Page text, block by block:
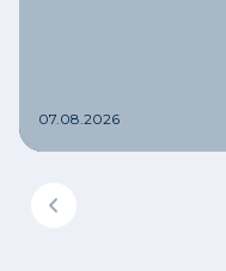
07.08.2026